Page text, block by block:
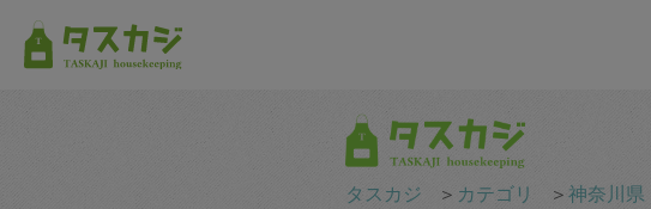
タスカジ ＞ カテゴリ ＞神奈川県